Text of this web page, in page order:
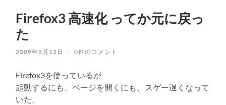
Firefox3 高速化 ってか元に戻っ
た
2009年5月12日 / 0件のコメント
Firefox3を使っているが
起動するにも、ページを開くにも、スゲー遅くなって
いた。